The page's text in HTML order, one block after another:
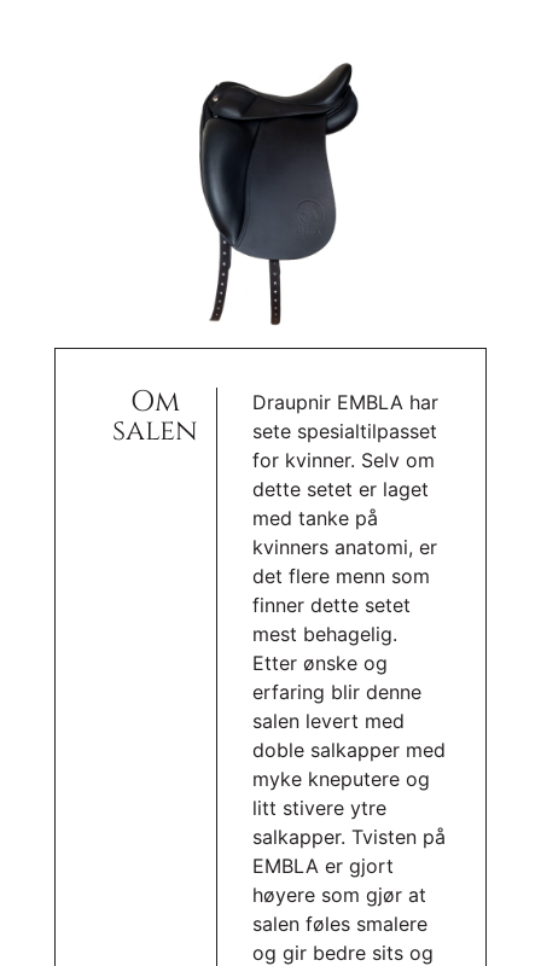
Om
salen
Draupnir EMBLA har
sete spesialtilpasset
for kvinner. Selv om
dette setet er laget
med tanke på
kvinners anatomi, er
det flere menn som
finner dette setet
mest behagelig.
Etter ønske og
erfaring blir denne
salen levert med
doble salkapper med
myke kneputere og
litt stivere ytre
salkapper. Tvisten på
EMBLA er gjort
høyere som gjør at
salen føles smalere
og gir bedre sits og